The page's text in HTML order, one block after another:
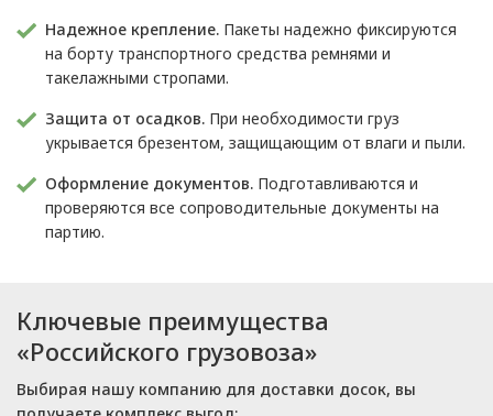
Надежное крепление. Пакеты надежно фиксируются
на борту транспортного средства ремнями и
такелажными стропами.
Защита от осадков. При необходимости груз
укрывается брезентом, защищающим от влаги и пыли.
Оформление документов. Подготавливаются и
проверяются все сопроводительные документы на
партию.
Ключевые преимущества
«Российского грузовоза»
Выбирая нашу компанию для доставки досок, вы